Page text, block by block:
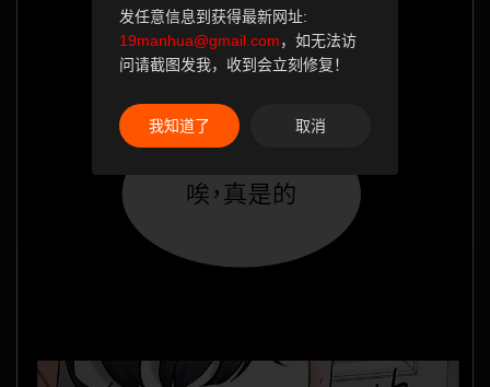
发任意信息到获得最新网址:
19manhua@gmail.com，如无法访
问请截图发我，收到会立刻修复！
我知道了 取消